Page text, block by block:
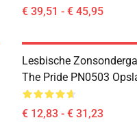
€ 39,51 - € 45,95
Lesbische
The Pride PN0503
€ 12,83 - € 31,23